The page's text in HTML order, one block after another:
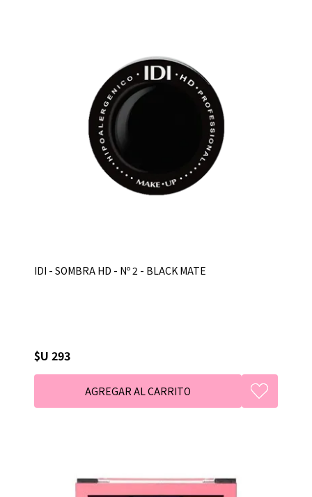
IDI - SOMBRA HD - Nº 2 - BLACK MATE
$U 293